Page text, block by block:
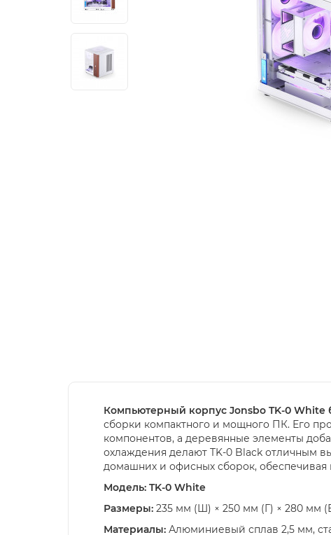
Компьютерный корпус Jonsbo TK-0 White
сборки компактного и мощного ПК. Его
компонентов, а деревянные элементы
охлаждения делают TK-0 Black отличным
домашних и офисных сборок, обеспечивая
Модель: TK-0 White
Размеры: 235 мм (Ш) × 250 мм (Г) × 280 мм
Материалы: Алюминиевый сплав 2,5 мм,